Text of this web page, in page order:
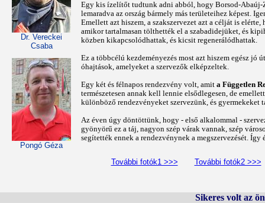
Dr. Vereckei
Csaba
Pongó Géza
Egy kis ízelítőt tudtunk adni abból, hogy Borsod-Abaúj-
lemaradva az ország bármely más területeihez képest.
Emellett azt hiszem, a szakszervezet azt a célját is
amikor tartalmasan tölthették el a szabadidejüket, és
közben kikapcsolódhattak, és kicsit regenerálódhattak.
Ez a többcélú kezdeményezés most azt hiszem egész
óhajtások, amelyeket a szervezők elképzeltek.
Egy két és félnapos rendezvény volt, amit a Független
természetesen annak kell lennie elsődlegesen, de
különböző rendezvényeket szervezünk, és gyermekeket
Az éven úgy döntöttünk, hogy - első alkalommal -
gyönyörű ez a táj, nagyon szép várak vannak, szép
segítették ennek a rendezvénynek a megszervezését.
További fotók1 >>> További fotók2 >>>
Sikeres volt az